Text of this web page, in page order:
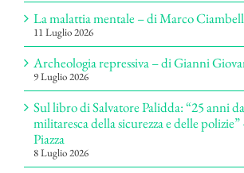
La malattia mentale – di Marco
11 Luglio 2026
Archeologia repressiva – di Gianni
9 Luglio 2026
Sul libro di Salvatore Palidda: “25 anni
militaresca della sicurezza e delle
Piazza
8 Luglio 2026